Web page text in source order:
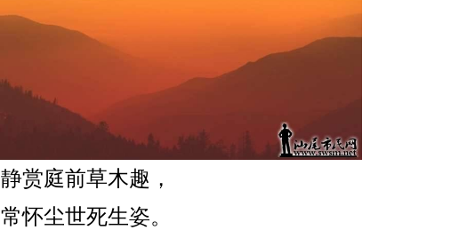
静赏庭前草木趣，
常怀尘世死生姿。